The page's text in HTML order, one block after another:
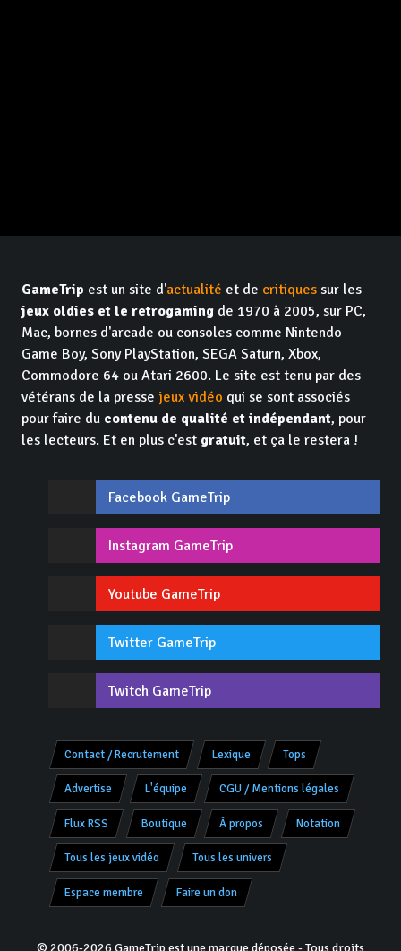
GameTrip est un site d'actualité et de critiques sur les
jeux oldies et le retrogaming de 1970 à 2005, sur PC,
Mac, bornes d'arcade ou consoles comme Nintendo
Game Boy, Sony PlayStation, SEGA Saturn, Xbox,
Commodore 64 ou Atari 2600. Le site est tenu par des
vétérans de la presse jeux vidéo qui se sont associés
pour faire du contenu de qualité et indépendant, pour
les lecteurs. Et en plus c'est gratuit, et ça le restera !
Facebook GameTrip
Instagram GameTrip
Youtube GameTrip
Twitter GameTrip
Twitch GameTrip
Contact / Recrutement Lexique Tops
Advertise L'équipe CGU / Mentions légales
Flux RSS Boutique À propos Notation
Tous les jeux vidéo Tous les univers
Espace membre Faire un don
© 2006-2026 GameTrip est une marque déposée - Tous droits